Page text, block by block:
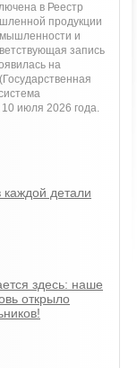
в Реестр
продукции
и
запись
на
июля 2026 года.
детали
здесь: наше
открыло